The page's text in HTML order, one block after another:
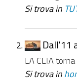
Si trova in
Dall'11
LA CLIA
Si trova in